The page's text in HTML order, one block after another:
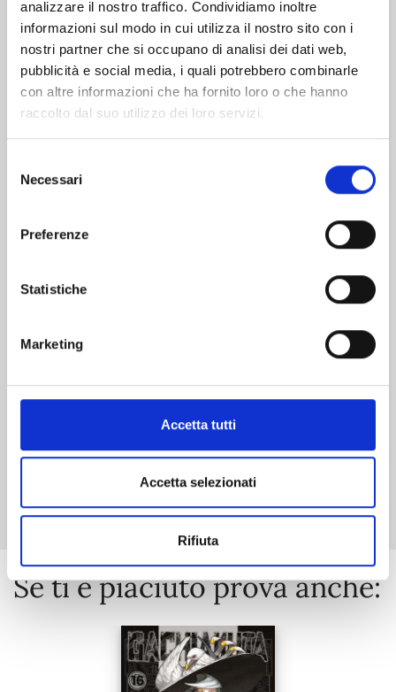
analizzare il nostro traffico. Condividiamo inoltre
informazioni sul modo in cui utilizza il nostro sito con i
nostri partner che si occupano di analisi dei dati web,
pubblicità e social media, i quali potrebbero combinarle
con altre informazioni che ha fornito loro o che hanno
raccolto dal suo utilizzo dei loro servizi.
delNecessari
Preferenze
Statistiche
Marketing
Accetta tutti
Accetta selezionati
Rifiuta
Mostra tutto
Se ti è piaciuto prova anche: